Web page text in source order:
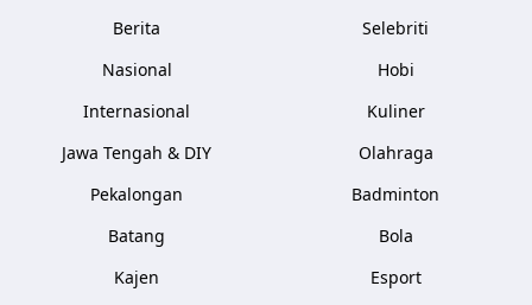
Berita
Nasional
Internasional
Jawa Tengah & DIY
Pekalongan
Batang
Kajen
Selebriti
Hobi
Kuliner
Olahraga
Badminton
Bola
Esport